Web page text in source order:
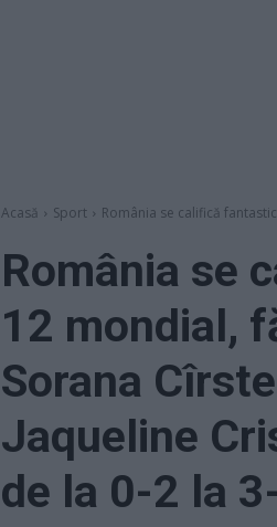
Acasă Sport România se califică
România se
12 mondial,
Sorana
Jaqueline
de la 0-2 la